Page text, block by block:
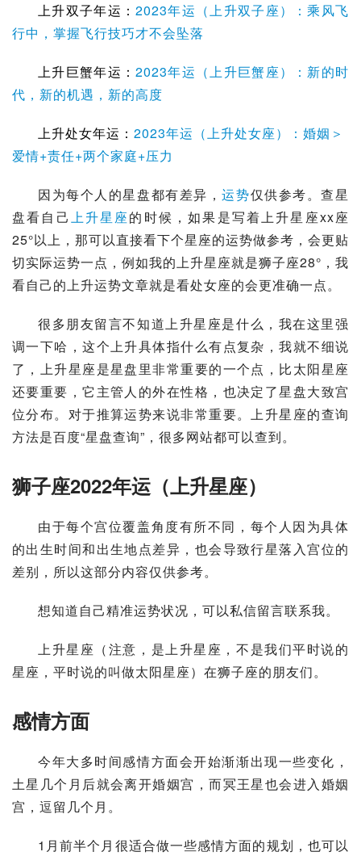
上升双子年运：2023年运（上升双子座）：乘风飞
行中，掌握飞行技巧才不会坠落
上升巨蟹年运：2023年运（上升巨蟹座）：新的时
代，新的机遇，新的高度
上升处女年运： 2023年运（上升处女座）：婚姻＞
爱情+责任+两个家庭+压力
因为每个人的星盘都有差异，运势仅供参考。查星
盘看自己上升星座的时候，如果是写着上升星座xx座
25°以上，那可以直接看下个星座的运势做参考，会更贴
切实际运势一点，例如我的上升星座就是狮子座28°，我
看自己的上升运势文章就是看处女座的会更准确一点。
很多朋友留言不知道上升星座是什么，我在这里强
调一下哈，这个上升具体指什么有点复杂，我就不细说
了，上升星座是星盘里非常重要的一个点，比太阳星座
还要重要，它主管人的外在性格，也决定了星盘大致宫
位分布。对于推算运势来说非常重要。上升星座的查询
方法是百度“星盘查询”，很多网站都可以查到。
狮子座2022年运（上升星座）
由于每个宫位覆盖角度有所不同，每个人因为具体
的出生时间和出生地点差异，也会导致行星落入宫位的
差别，所以这部分内容仅供参考。
想知道自己精准运势状况，可以私信留言联系我。
上升星座（注意，是上升星座，不是我们平时说的
星座，平时说的叫做太阳星座）在狮子座的朋友们。
感情方面
今年大多时间感情方面会开始渐渐出现一些变化，
土星几个月后就会离开婚姻宫，而冥王星也会进入婚姻
宫 ，逗留几个月。
1月前半个月很适合做一些感情方面的规划，也可以